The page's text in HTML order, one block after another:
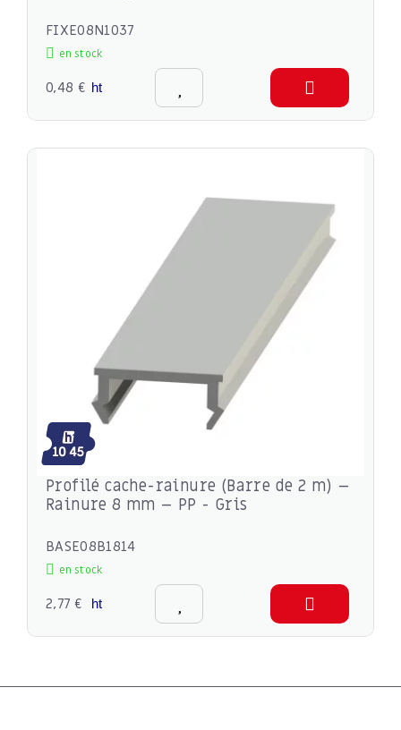
FIXE08N1037
en stock
0,48 € ht
Profilé cache-rainure (Barre de 2 m) –
Rainure 8 mm – PP - Gris
BASE08B1814
en stock
2,77 € ht